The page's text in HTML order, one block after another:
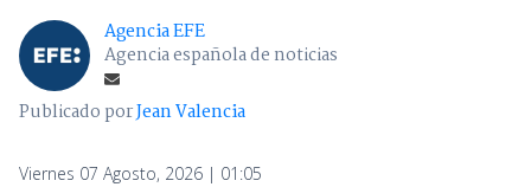
Agencia EFE
Agencia española de noticias
Publicado porJean Valencia
Viernes 07 Agosto, 2026 | 01:05